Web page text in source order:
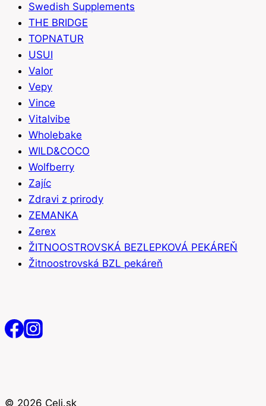
Swedish Supplements
THE BRIDGE
TOPNATUR
USUI
Valor
Vepy
Vince
Vitalvibe
Wholebake
WILD&COCO
Wolfberry
Zajíc
Zdravi z prirody
ZEMANKA
Zerex
ŽITNOOSTROVSKÁ BEZLEPKOVÁ PEKÁREŇ
Žitnoostrovská BZL pekáreň
© 2026 Celi.sk